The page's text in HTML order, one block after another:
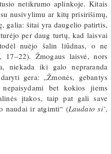
netikrumo aplinkoje. Kitais
nusivylimu ar kitų prisirišimų,
galia: šitai yra daugelio patirtis,
per daug turtų, kad laisvai
nuėjo šalin liūdnas, o ne
Žmogaus laisvė, nors
niekada iki galo nepraranda
gera: „Žmonės, gebantys
bet kokios jiems
įtakos, taip pat gali save
naudai ir atgimti“ (Laudato si‘,